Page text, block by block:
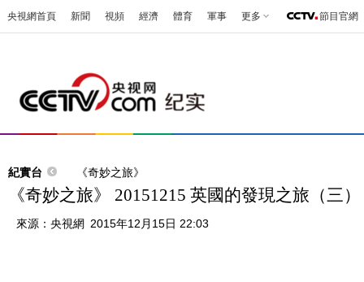
央視網首頁 新聞 視頻 經濟 體育 軍事 更多 節目官網
紀實台 《奇妙之旅》
《奇妙之旅》 20151215 英國的發現之旅（三）
來源： 央視網 2015年12月15日 22:03